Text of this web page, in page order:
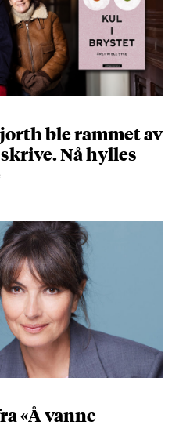
ble rammet av
Nå hylles
«Å vanne